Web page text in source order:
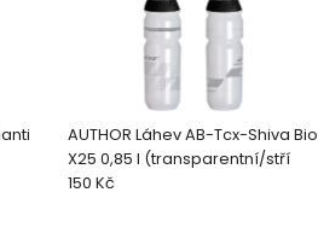
AUTHOR Láhev AB-Tcx-Shiva Bio
X25 0,85 l (transparentní/stří
150 Kč